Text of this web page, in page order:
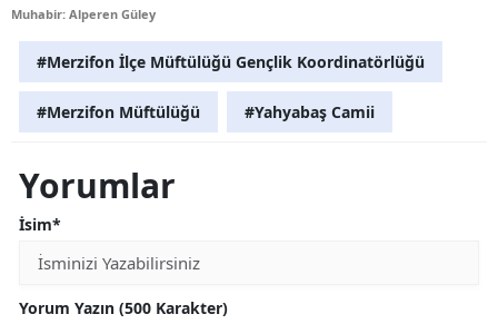
Muhabir: Alperen Güley
#Merzifon İlçe Müftülüğü Gençlik Koordinatörlüğü
#Merzifon Müftülüğü #Yahyabaş Camii
Yorumlar
İsim*
Yorum Yazın (500 Karakter)